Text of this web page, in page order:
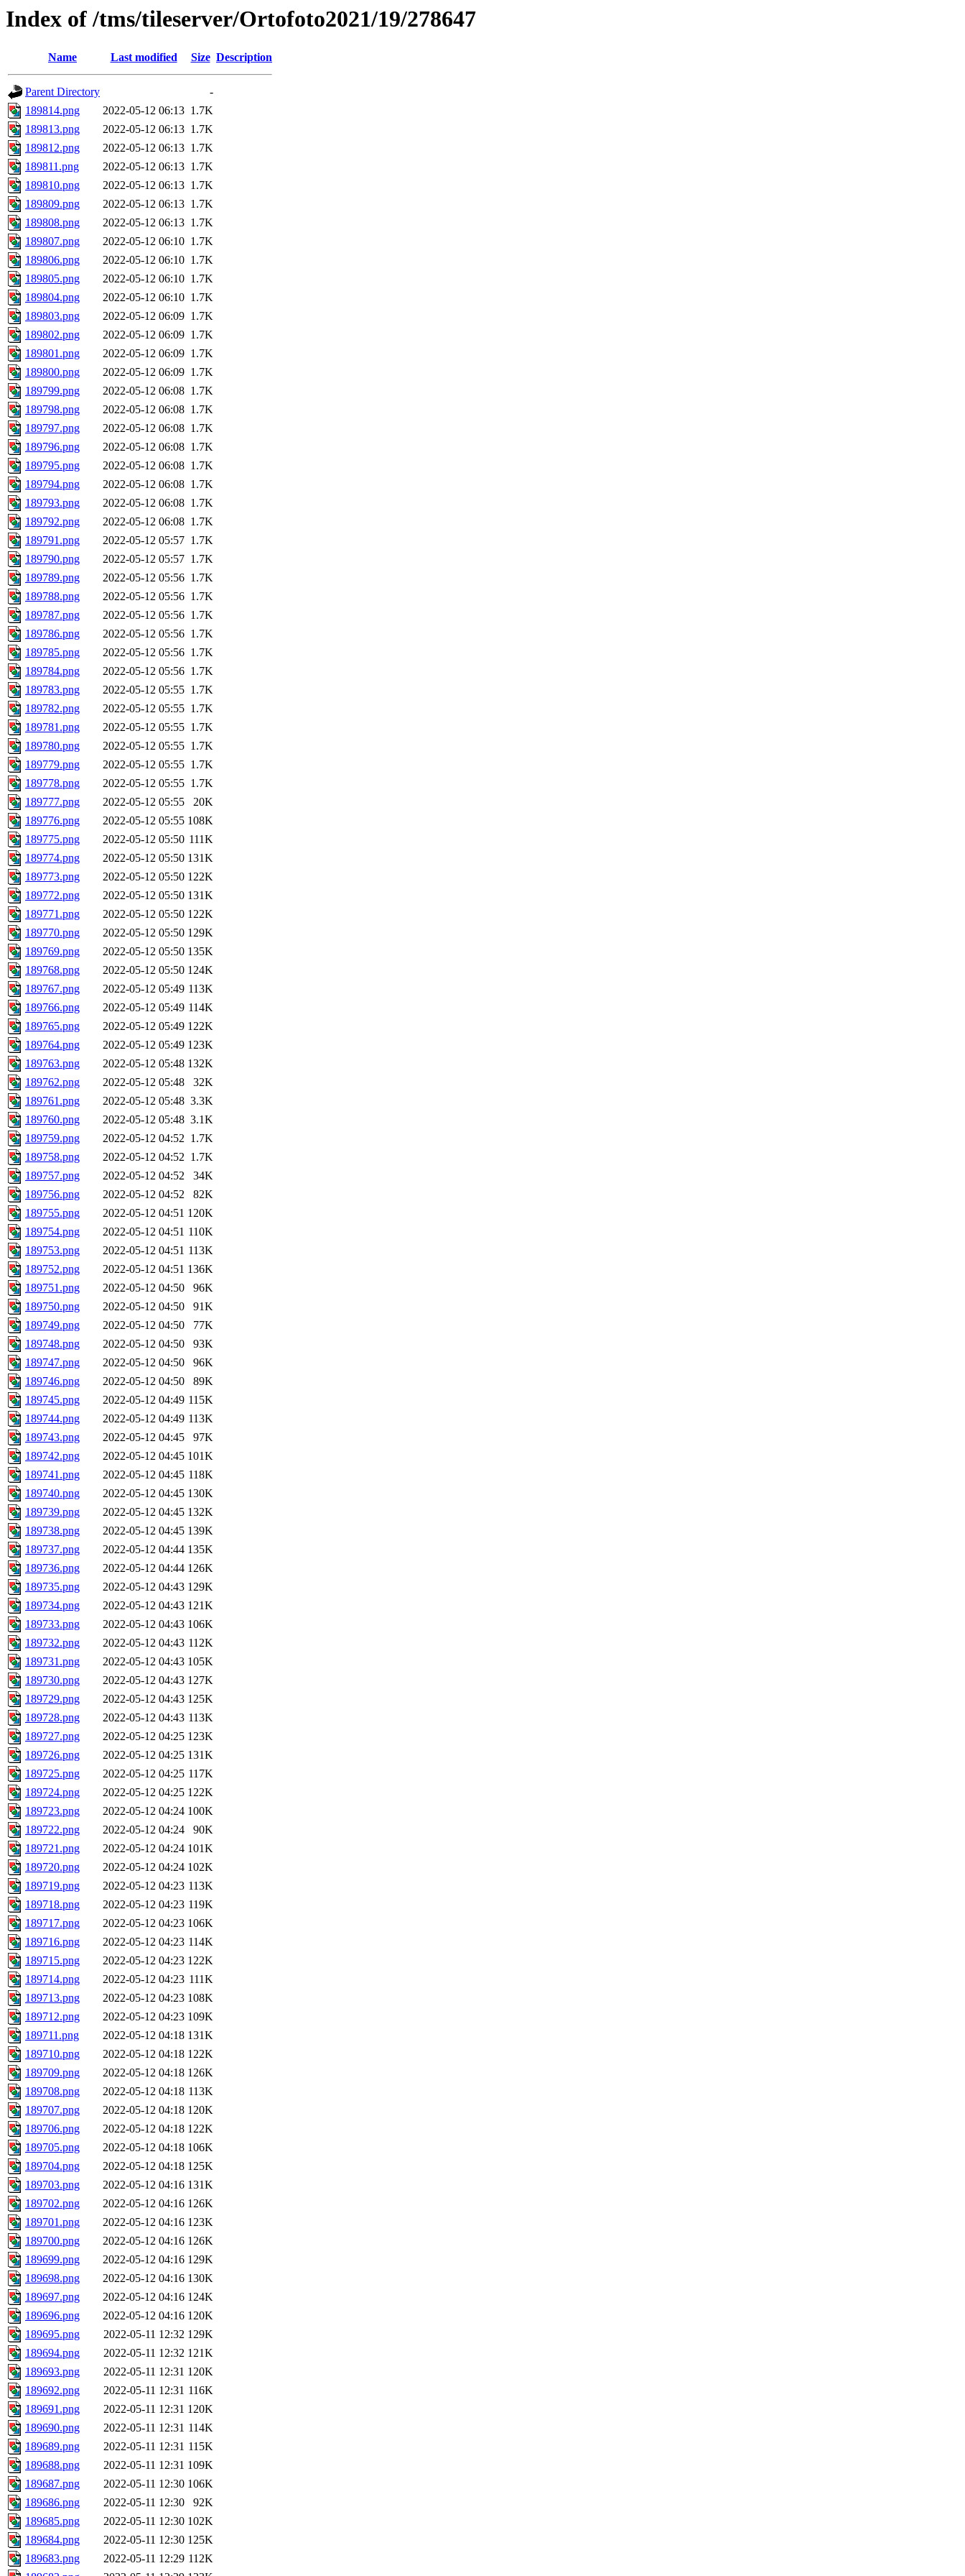
Index of /tms/tileserver/Ortofoto2021/19/278647
Name Last modified Size Description
Parent Directory
-
189814.png
2022-05-12 06:13 1.7K
189813.png
2022-05-12 06:13 1.7K
189812.png
2022-05-12 06:13 1.7K
189811.png
2022-05-12 06:13 1.7K
189810.png
2022-05-12 06:13 1.7K
189809.png
2022-05-12 06:13 1.7K
189808.png
2022-05-12 06:13 1.7K
189807.png
2022-05-12 06:10 1.7K
189806.png
2022-05-12 06:10 1.7K
189805.png
2022-05-12 06:10 1.7K
189804.png
2022-05-12 06:10 1.7K
189803.png
2022-05-12 06:09 1.7K
189802.png
2022-05-12 06:09 1.7K
189801.png
2022-05-12 06:09 1.7K
189800.png
2022-05-12 06:09 1.7K
189799.png
2022-05-12 06:08 1.7K
189798.png
2022-05-12 06:08 1.7K
189797.png
2022-05-12 06:08 1.7K
189796.png
2022-05-12 06:08 1.7K
189795.png
2022-05-12 06:08 1.7K
189794.png
2022-05-12 06:08 1.7K
189793.png
2022-05-12 06:08 1.7K
189792.png
2022-05-12 06:08 1.7K
189791.png
2022-05-12 05:57 1.7K
189790.png
2022-05-12 05:57 1.7K
189789.png
2022-05-12 05:56 1.7K
189788.png
2022-05-12 05:56 1.7K
189787.png
2022-05-12 05:56 1.7K
189786.png
2022-05-12 05:56 1.7K
189785.png
2022-05-12 05:56 1.7K
189784.png
2022-05-12 05:56 1.7K
189783.png
2022-05-12 05:55 1.7K
189782.png
2022-05-12 05:55 1.7K
189781.png
2022-05-12 05:55 1.7K
189780.png
2022-05-12 05:55 1.7K
189779.png
2022-05-12 05:55 1.7K
189778.png
2022-05-12 05:55 1.7K
189777.png
2022-05-12 05:55
20K
189776.png
2022-05-12 05:55 108K
189775.png
2022-05-12 05:50 111K
189774.png
2022-05-12 05:50 131K
189773.png
2022-05-12 05:50 122K
189772.png
2022-05-12 05:50 131K
189771.png
2022-05-12 05:50 122K
189770.png
2022-05-12 05:50 129K
189769.png
2022-05-12 05:50 135K
189768.png
2022-05-12 05:50 124K
189767.png
2022-05-12 05:49 113K
189766.png
2022-05-12 05:49 114K
189765.png
2022-05-12 05:49 122K
189764.png
2022-05-12 05:49 123K
189763.png
2022-05-12 05:48 132K
189762.png
2022-05-12 05:48
32K
189761.png
2022-05-12 05:48 3.3K
189760.png
2022-05-12 05:48 3.1K
189759.png
2022-05-12 04:52 1.7K
189758.png
2022-05-12 04:52 1.7K
189757.png
2022-05-12 04:52
34K
189756.png
2022-05-12 04:52
82K
189755.png
2022-05-12 04:51 120K
189754.png
2022-05-12 04:51 110K
189753.png
2022-05-12 04:51 113K
189752.png
2022-05-12 04:51 136K
189751.png
2022-05-12 04:50
96K
189750.png
2022-05-12 04:50
91K
189749.png
2022-05-12 04:50
77K
189748.png
2022-05-12 04:50
93K
189747.png
2022-05-12 04:50
96K
189746.png
2022-05-12 04:50
89K
189745.png
2022-05-12 04:49 115K
189744.png
2022-05-12 04:49 113K
189743.png
2022-05-12 04:45
97K
189742.png
2022-05-12 04:45 101K
189741.png
2022-05-12 04:45 118K
189740.png
2022-05-12 04:45 130K
189739.png
2022-05-12 04:45 132K
189738.png
2022-05-12 04:45 139K
189737.png
2022-05-12 04:44 135K
189736.png
2022-05-12 04:44 126K
189735.png
2022-05-12 04:43 129K
189734.png
2022-05-12 04:43 121K
189733.png
2022-05-12 04:43 106K
189732.png
2022-05-12 04:43 112K
189731.png
2022-05-12 04:43 105K
189730.png
2022-05-12 04:43 127K
189729.png
2022-05-12 04:43 125K
189728.png
2022-05-12 04:43 113K
189727.png
2022-05-12 04:25 123K
189726.png
2022-05-12 04:25 131K
189725.png
2022-05-12 04:25 117K
189724.png
2022-05-12 04:25 122K
189723.png
2022-05-12 04:24 100K
189722.png
2022-05-12 04:24
90K
189721.png
2022-05-12 04:24 101K
189720.png
2022-05-12 04:24 102K
189719.png
2022-05-12 04:23 113K
189718.png
2022-05-12 04:23 119K
189717.png
2022-05-12 04:23 106K
189716.png
2022-05-12 04:23 114K
189715.png
2022-05-12 04:23 122K
189714.png
2022-05-12 04:23 111K
189713.png
2022-05-12 04:23 108K
189712.png
2022-05-12 04:23 109K
189711.png
2022-05-12 04:18 131K
189710.png
2022-05-12 04:18 122K
189709.png
2022-05-12 04:18 126K
189708.png
2022-05-12 04:18 113K
189707.png
2022-05-12 04:18 120K
189706.png
2022-05-12 04:18 122K
189705.png
2022-05-12 04:18 106K
189704.png
2022-05-12 04:18 125K
189703.png
2022-05-12 04:16 131K
189702.png
2022-05-12 04:16 126K
189701.png
2022-05-12 04:16 123K
189700.png
2022-05-12 04:16 126K
189699.png
2022-05-12 04:16 129K
189698.png
2022-05-12 04:16 130K
189697.png
2022-05-12 04:16 124K
189696.png
2022-05-12 04:16 120K
189695.png
2022-05-11 12:32 129K
189694.png
2022-05-11 12:32 121K
189693.png
2022-05-11 12:31 120K
189692.png
2022-05-11 12:31 116K
189691.png
2022-05-11 12:31 120K
189690.png
2022-05-11 12:31 114K
189689.png
2022-05-11 12:31 115K
189688.png
2022-05-11 12:31 109K
189687.png
2022-05-11 12:30 106K
189686.png
2022-05-11 12:30
92K
189685.png
2022-05-11 12:30 102K
189684.png
2022-05-11 12:30 125K
189683.png
2022-05-11 12:29 112K